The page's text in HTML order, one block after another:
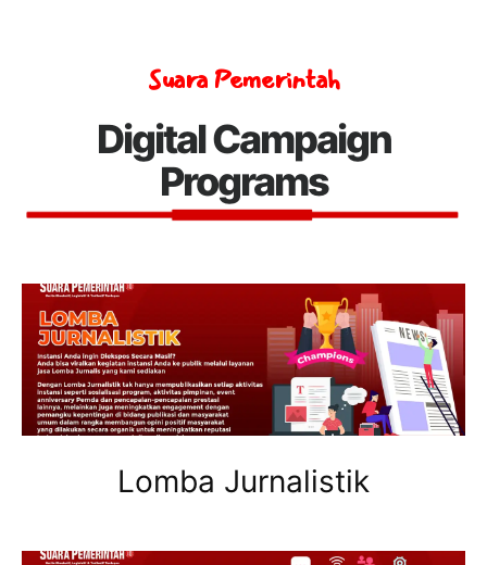
Suara Pemerintah
Digital Campaign
Programs
Lomba Jurnalistik